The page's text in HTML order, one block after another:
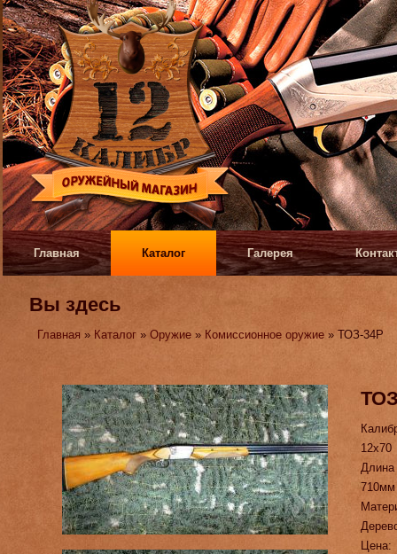
Главная Каталог Галерея
Вы здесь
Главная » Каталог »Оружие » Комиссионное оружие » ТОЗ-34Р
12х70
710мм
Цена: